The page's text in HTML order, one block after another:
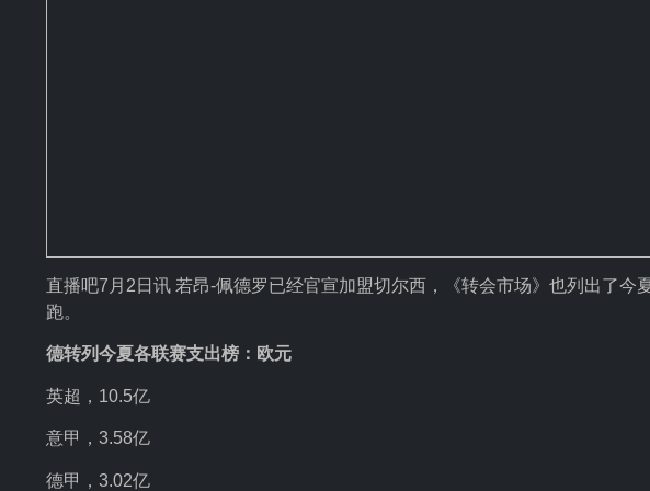
直播吧7月2日讯 若昂-佩德罗已经官宣加盟切尔西，《转会市场》也列出了今
跑。
德转列今夏各联赛支出榜：欧元
英超，10.5亿
意甲，3.58亿
德甲，3.02亿